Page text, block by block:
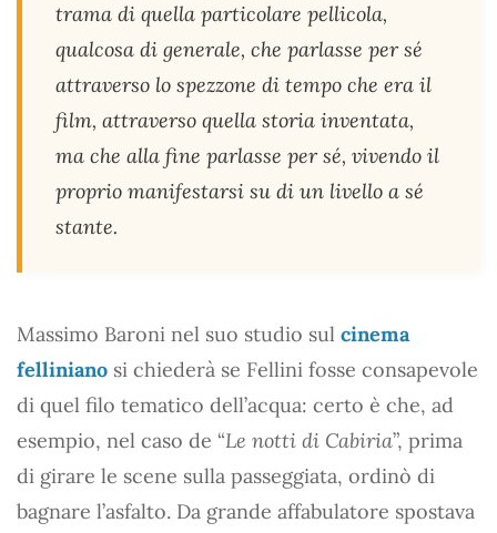
trama di quella particolare pellicola,
qualcosa di generale, che parlasse per sé
attraverso lo spezzone di tempo che era il
film, attraverso quella storia inventata,
ma che alla fine parlasse per sé, vivendo il
proprio manifestarsi su di un livello a sé
stante.
Massimo Baroni nel suo studio sul cinema
felliniano si chiederà se Fellini fosse consapevole
di quel filo tematico dell’acqua: certo è che, ad
esempio, nel caso de “Le notti di Cabiria”, prima
di girare le scene sulla passeggiata, ordinò di
bagnare l’asfalto. Da grande affabulatore spostava